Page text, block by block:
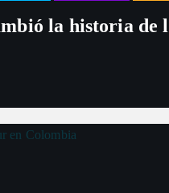
la historia